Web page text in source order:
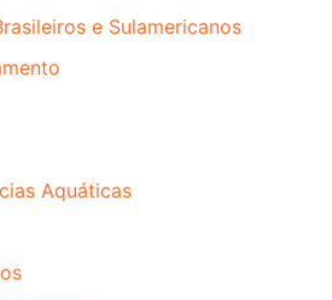
e Sulamericanos
Aquáticas